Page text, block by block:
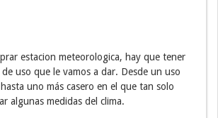
estacion meteorologica, hay que tener
uso que le vamos a dar. Desde un uso
uno más casero en el que tan solo
algunas medidas del clima.